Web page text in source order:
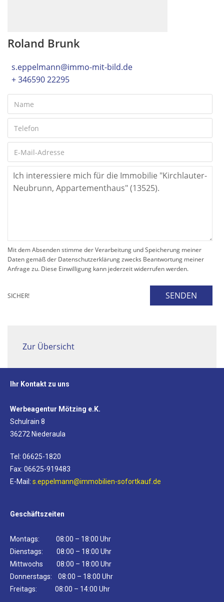
Roland Brunk
s.eppelmann@immo-mit-bild.de
+ 346590 22295
Mit dem Absenden stimme der Verarbeitung und Speicherung meiner
Daten gemäß der Datenschutzerklärung zwecks Beantwortung meiner
Anfrage zu. Diese Einwilligung kann jederzeit widerrufen werden.
SICHER! SENDEN
Zur Übersicht
Ihr Kontakt zu uns
Werbeagentur Mötzing e.K.
Schulrain 8
36272 Niederaula
Tel: 06625-1820
Fax: 06625-919483
E-Mail: s.eppelmann@immobilien-sofortkauf.de
Geschäftszeiten
Montags: 08:00 – 18:00 Uhr
Dienstags: 08:00 – 18:00 Uhr
Mittwochs 08:00 – 18:00 Uhr
Donnerstags: 08:00 – 18:00 Uhr
Freitags: 08:00 – 14:00 Uhr